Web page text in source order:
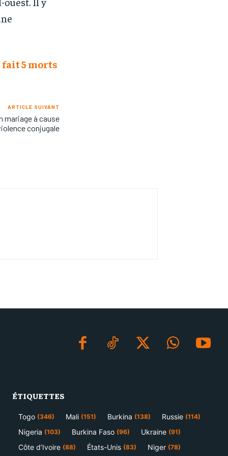
5 morts
ARTICLE SUIVANT
mariage à cause
conjugale
ÉTIQUETTES
Togo (346) Mali (151) Burkina (138) Russie (114)
Nigeria (103) Burkina Faso (96) Ukraine (91)
Côte d’Ivoire (88) États-Unis (83) Niger (78)